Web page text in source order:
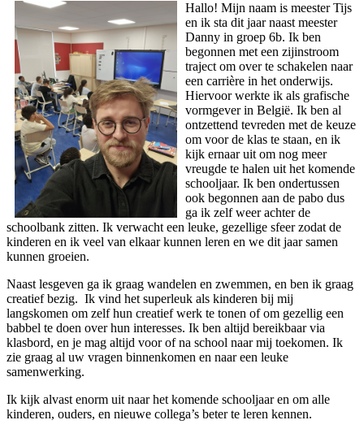
Hallo! Mijn naam is meester Tijs
en ik sta dit jaar naast meester
Danny in groep 6b. Ik ben
begonnen met een zijinstroom
traject om over te schakelen naar
een carrière in het onderwijs.
Hiervoor werkte ik als grafische
vormgever in België. Ik ben al
ontzettend tevreden met de keuze
om voor de klas te staan, en ik
kijk ernaar uit om nog meer
vreugde te halen uit het komende
schooljaar. Ik ben ondertussen
ook begonnen aan de pabo dus
ga ik zelf weer achter de
schoolbank zitten. Ik verwacht een leuke, gezellige sfeer zodat de
kinderen en ik veel van elkaar kunnen leren en we dit jaar samen
kunnen groeien.
Naast lesgeven ga ik graag wandelen en zwemmen, en ben ik graag
creatief bezig. Ik vind het superleuk als kinderen bij mij
langskomen om zelf hun creatief werk te tonen of om gezellig een
babbel te doen over hun interesses. Ik ben altijd bereikbaar via
klasbord, en je mag altijd voor of na school naar mij toekomen. Ik
zie graag al uw vragen binnenkomen en naar een leuke
samenwerking.
Ik kijk alvast enorm uit naar het komende schooljaar en om alle
kinderen, ouders, en nieuwe collega’s beter te leren kennen.